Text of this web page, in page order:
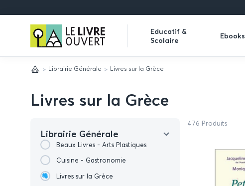
Le
Livre
Ouvert
Educatif &
Scolaire
Expand
submenu
Ebooks
AccueilLibrairie Générale Livres sur la Grèce
Livres sur la Grèce
Librairie Générale
Beaux Livres - Arts Plastiques
Cuisine - Gastronomie
Livres sur la Grèce
476 Produits